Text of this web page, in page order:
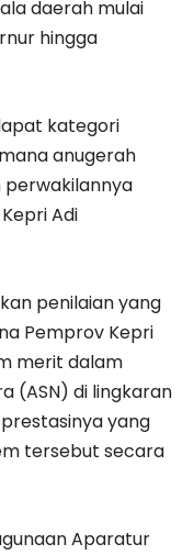
daerah mulai
hingga
kategori
anugerah
Adi
penilaian yang
Pemprov Kepri
merit dalam
(ASN) di lingkaran
yang
tersebut secara
Aparatur